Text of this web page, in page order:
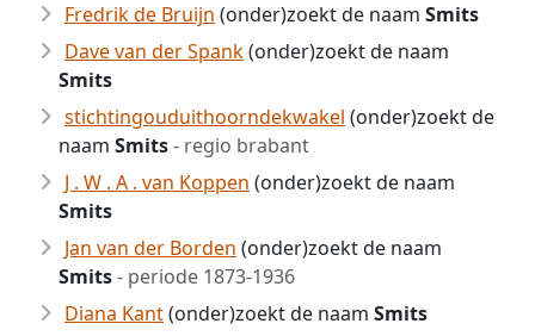
Fredrik de Bruijn (onder)zoekt de naam Smits
Dave van der Spank(onder)zoekt de naam
Smits
stichtingouduithoorndekwakel (onder)zoekt de
naam Smits- regio brabant
J . W . A . van Koppen (onder)zoekt de naam
Smits
Jan van der Borden (onder)zoekt de naam
Smits- periode 1873-1936
Diana Kant(onder)zoekt de naam Smits